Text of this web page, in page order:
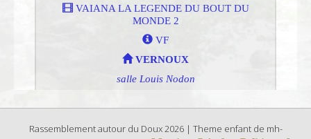
Rassemblement autour du Doux 2026 | Theme enfant de mh-